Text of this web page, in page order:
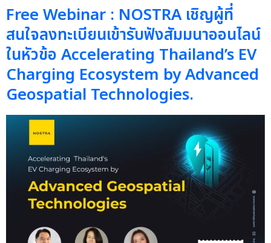
Free Webinar : NOSTRA เชิญผู้ที่
สนใจลงทะเบียนเข้ารับฟังสัมมนาออนไลน์
ในหัวข้อ Accelerating Thailand’s EV
Charging Ecosystem by Advanced
Geospatial Technologies.